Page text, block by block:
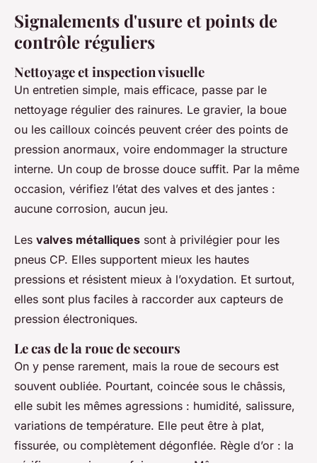
Signalements d'usure et points de
contrôle réguliers
Nettoyage et inspection visuelle
Un entretien simple, mais efficace, passe par le
nettoyage régulier des rainures. Le gravier, la boue
ou les cailloux coincés peuvent créer des points de
pression anormaux, voire endommager la structure
interne. Un coup de brosse douce suffit. Par la même
occasion, vérifiez l’état des valves et des jantes :
aucune corrosion, aucun jeu.
Les valves métalliques sont à privilégier pour les
pneus CP. Elles supportent mieux les hautes
pressions et résistent mieux à l’oxydation. Et surtout,
elles sont plus faciles à raccorder aux capteurs de
pression électroniques.
Le cas de la roue de secours
On y pense rarement, mais la roue de secours est
souvent oubliée. Pourtant, coincée sous le châssis,
elle subit les mêmes agressions : humidité, salissure,
variations de température. Elle peut être à plat,
fissurée, ou complètement dégonflée. Règle d’or : la